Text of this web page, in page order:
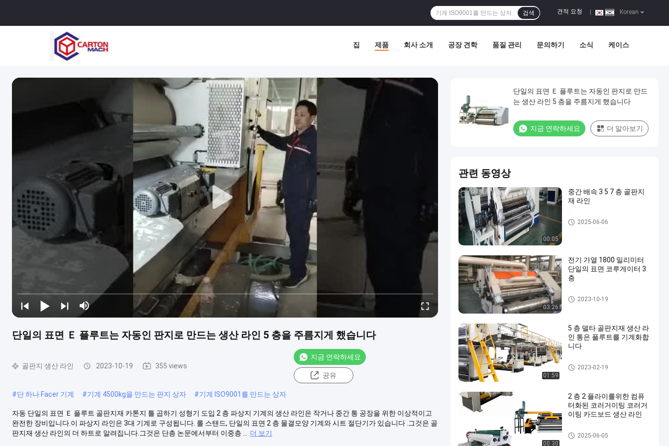
Korean
견적 요청
검색
집 제품 회사 소개 공장 견학 품질 관리 문의하기 소식 케이스
단일의 표면 Ｅ 플루트는 자동인 판지로 만드는 생산 라인 5 층을 주름지게 했습니다
골판지 생산 라인 2023-10-19 355 views
지금 연락하세요
공유
#단 하나 Facer 기계 #기계 4500kg을 만드는 판지 상자 #기계 ISO9001를 만드는 상자
자동 단일의 표면 Ｅ 플루트 골판지재 카톤지 틀 곱하기 성형기 도입 2 층 파상지 기계의 생산 라인은 작거나 중간 통 공장을 위한 이상적이고
완전한 장비입니다.이 파상지 라인은 3대 기계로 구성됩니다. 롤 스탠드, 단일의 표면 2 층 물결모양 기계와 시트 절단기가 있습니다 .그것은 골
판지재 생산 라인의 더 하트로 알려집니다.그것은 단층 논문에서부터 이중층 ...
더 보기
단일의 표면 Ｅ 플루트는 자동인 판지로 만드
는 생산 라인 5 층을 주름지게 했습니다
지금 연락하세요 더 알아보기
관련 동영상
00:05
중간 배속 3 5 7 층 골판지
재 라인
골판지 생산 라인
2025-06-06
03:26
전기 가열 1800 밀리미터
단일의 표면 코루게이터 3
층
골판지 생산 라인
2023-10-19
01:59
5 층 델타 골판지재 생산 라
인 통은 플루트를 기계화합
니다
골판지 생산 라인
2023-02-19
00:30
2 층 2 플라이를위한 컴퓨
터화된 코러거이팅 코러거
이팅 카드보드 생산 라인
골판지 생산 라인
2025-06-05